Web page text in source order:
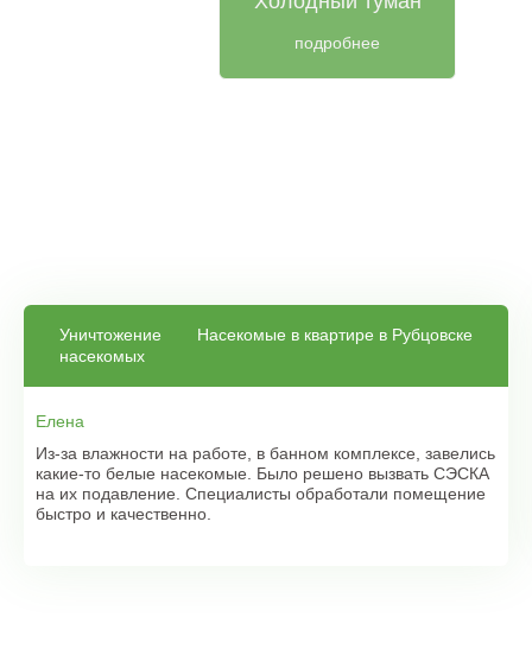
подробнее
Уничтожение
насекомых
Насекомые в квартире в Рубцовске
Елена
Из-за влажности на работе, в банном комплексе, завелись
какие-то белые насекомые. Было решено вызвать СЭСКА
на их подавление. Специалисты обработали помещение
быстро и качественно.